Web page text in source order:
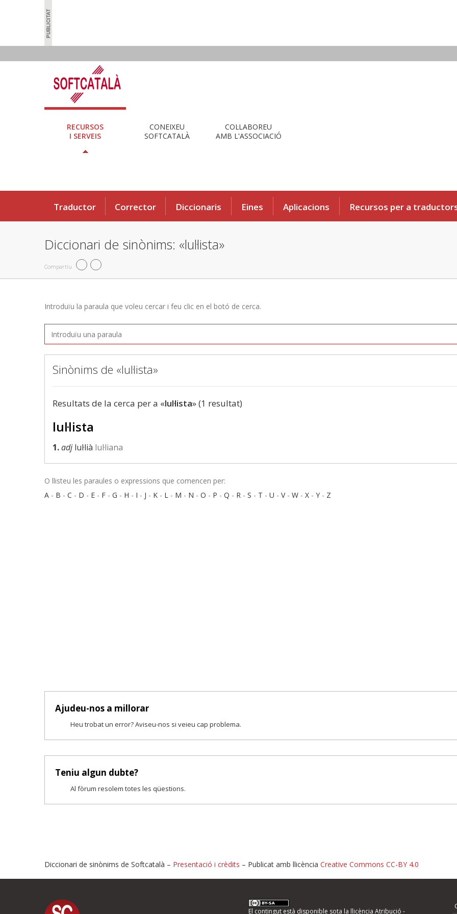
RECURSOS
I SERVEIS
CONEIXEU
SOFTCATALÀ
COL·LABOREU
AMB L'ASSOCIACIÓ
Traductor Corrector Diccionaris Eines Aplicacions Recursos per a
Diccionari de sinònims: «lul·lista»
Compartiu
Introduïu la paraula que voleu cercar i feu clic en el botó de cerca.
Sinònims de «lul·lista»
Resultats de la cerca per a «lul·lista» (1 resultat)
lul·lista
1.adjlul·lià lul·liana
O llisteu les paraules o expressions que comencen per:
A - B - C - D - E - F - G - H - I - J - K - L - M - N - O - P - Q - R - S - T - U - V- W - X - Y - Z
Ajudeu-nos a millorar
Heu trobat un error? Aviseu-nos si veieu cap problema.
Teniu algun dubte?
Al fòrum resolem totes les qüestions.
Proposeu-nos millores o informeu d'errors
Diccionari de sinònims de Softcatalà – Presentació i crèdits – Publicat amb llicència Creative Commons CC-BY 4.0
El contingut està disponible sota la llicència Atribució -